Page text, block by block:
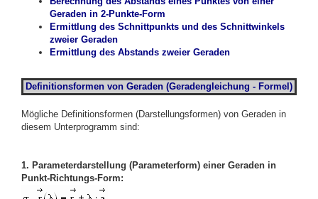
Geraden in 2-Punkte-Form
Ermittlung des Schnittpunkts und des Schnittwinkels
zweier Geraden
Ermittlung des Abstands zweier Geraden
Definitionsformen von Geraden (Geradengleichung - Formel)
Mögliche Definitionsformen (Darstellungsformen) von Geraden in
diesem Unterprogramm sind:
1. Parameterdarstellung (Parameterform) einer Geraden in
Punkt-Richtungs-Form: